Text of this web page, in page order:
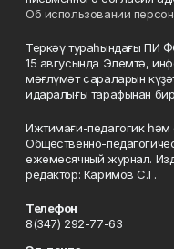
Об использовании
Теркәү тураһындағы ПИ
15 авгусында Элемтә,
мәғлүмәт сараларын
идаралығы тарафынан
Ижтимағи-педагогик һәм
Общественно-
ежемесячный журнал.
редактор: Каримов С.Г.
Телефон
8(347) 292-77-63